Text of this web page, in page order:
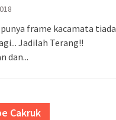
frame kacamata tiada
Jadilah Terang!!
dan...
Cakruk